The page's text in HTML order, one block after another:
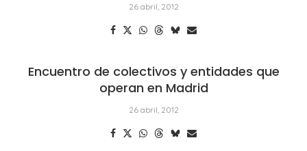
26 abril, 2012
Encuentro de colectivos y entidades que
operan en Madrid
26 abril, 2012